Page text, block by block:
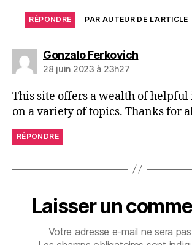
RÉPONDRE PAR AUTEUR DE L’ARTICLE
Gonzalo Ferkovichdit :
28 juin 2023 à 23h27
This site offers a wealth of
on a variety of topics. Thanks for
RÉPONDRE
Laisser un
Votre adresse e-mail ne sera